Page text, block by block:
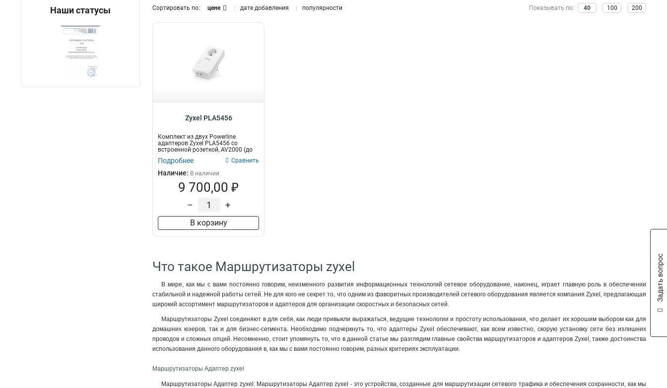
Наши статусы LTE3301-PLUS 1
LMR 4
BLE 5
Степень защиты
Сортировать по: цене дате добавления популярности Показывать по: 40 100 200
Zyxel PLA5456
Комплект из двух Powerline
адаптеров Zyxel PLA5456 со
встроенной розеткой, AV2000 (до
1800 Мбит...
Подробнее Сравнить
Наличие: В наличии
9 700,00 ₽
– +
В корзину
Что такое Маршрутизаторы zyxel
В мире, как мы с вами постоянно говорим, неизменного развития информационных технологий сетевое оборудование, наконец, играет главную роль в обеспечении
стабильной и надежной работы сетей. Не для кого не секрет то, что одним из фаворитных производителей сетевого оборудования является компания Zyxel, предлагающая
широкий ассортимент маршрутизаторов и адаптеров для организации скоростных и безопасных сетей.
Маршрутизаторы Zyxel соединяют в для себя, как люди привыкли выражаться, ведущие технологии и простоту использования, что делает их хорошим выбором как для
домашних юзеров, так и для бизнес-сегмента. Необходимо подчеркнуть то, что адаптеры Zyxel обеспечивают, как всем известно, скорую установку сети без излишних
проводов и сложных опций. Несомненно, стоит упомянуть то, что в данной статье мы разглядим главные свойства маршрутизаторов и адаптеров Zyxel, также достоинства
использования данного оборудования в, как мы с вами постоянно говорим, разных критериях эксплуатации.
Маршрутизаторы Адаптер zyxel
Маршрутизаторы Адаптер zyxel: Маршрутизаторы Адаптер zyxel - это устройства, созданные для маршрутизации сетевого трафика и обеспечения сохранности, как мы
Задать вопрос